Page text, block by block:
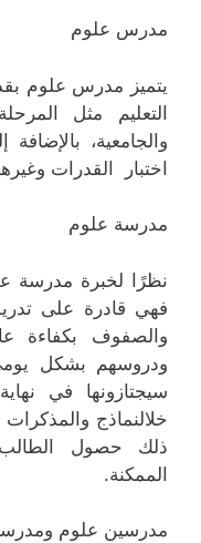
مدرس علوم
يتميز مدرس علوم
التعليم مثل
والجامعية، بالإضافة
اختبار القدرات
مدرسة علوم
نظرًا لخبرة مدرسة
فهي قادرة على
والصفوف بكفاءة
ودروسهم بشكل
سيجتازونها في
خلالنماذج
ذلك حصول الطالب
الممكنة.
مدرسين علوم